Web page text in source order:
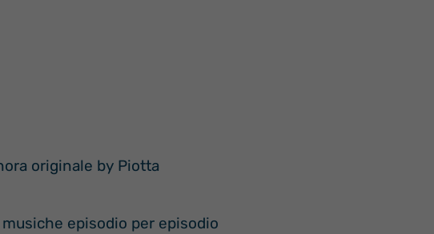
originale by Piotta
episodio per episodio